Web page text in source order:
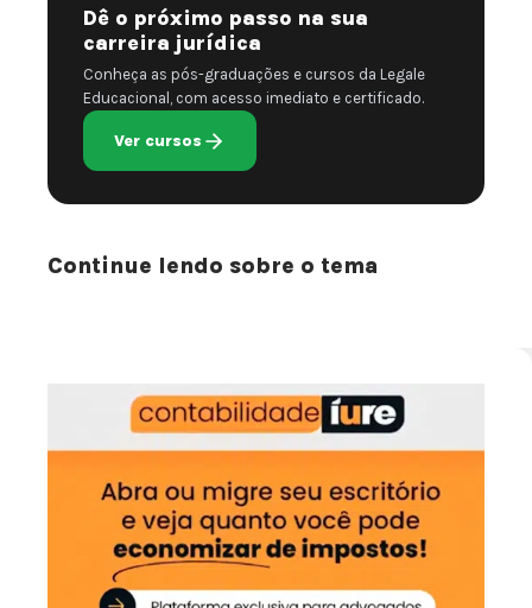
Dê o próximo passo na sua
carreira jurídica
Conheça as pós-graduações e cursos da Legale
Educacional, com acesso imediato e certificado.
Ver cursos
Continue lendo sobre o tema